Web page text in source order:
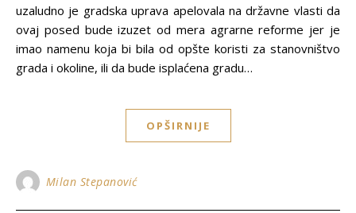
uzaludno je gradska uprava apelovala na državne vlasti da
ovaj posed bude izuzet od mera agrarne reforme jer je
imao namenu koja bi bila od opšte koristi za stanovništvo
grada i okoline, ili da bude isplaćena gradu…
OPŠIRNIJE
Milan Stepanović